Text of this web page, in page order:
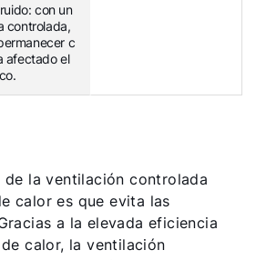
con un
controlada,
c
afectado el
de la ventilación controlada
calor es que evita las
a la elevada eficiencia
calor, la ventilación